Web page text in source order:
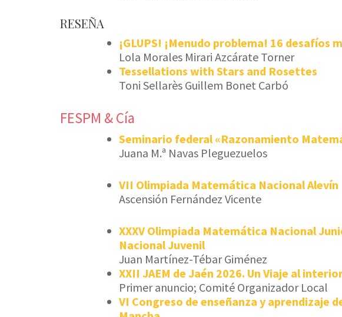
RESEÑA
¡GLUPS! ¡Menudo problema! 16 desafíos
Lola Morales Mirari Azcárate Torner
Tessellations with Stars and Rosettes
Toni Sellarès Guillem Bonet Carbó
FESPM & Cía
Seminario federal «Razonamiento
Juana M.ª Navas Pleguezuelos
VII Olimpiada Matemática Nacional Alevín
Ascensión Fernández Vicente
XXXV Olimpiada Matemática Nacional
Nacional Juvenil
Juan Martínez-Tébar Giménez
XXII JAEM de Jaén 2026. Un Viaje al
Primer anuncio; Comité Organizador Local
VI Congreso de enseñanza y aprendizaje